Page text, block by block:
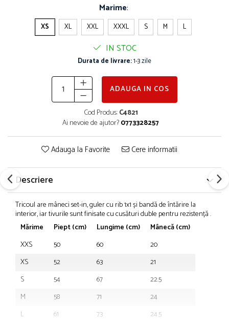
Marime:
XS XL XXL XXXL S M L
IN STOC
Durata de livrare:1-3 zile
ADAUGA IN COS
Cod Produs:C4821
Ai nevoie de ajutor?0773328257
Adauga la Favorite Cere informatii
Descriere
Tricoul are mâneci set-in, guler cu rib 1x1 și bandă de întărire la
interior, iar tivurile sunt finisate cu cusături duble pentru rezistență .
Mărime
Piept (cm) Lungime (cm)
Mânecă (cm)
XXS
50 60
20
XS
52 63
21
S
54 67
22.5
M
58 71
24
L
61 73
24.5